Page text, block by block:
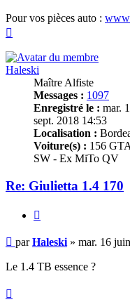
Pour vos pièces auto :
Haleski
Maître Alfiste
Messages : 1097
Enregistré le : mar.
sept. 2018 14:53
Localisation :
Voiture(s) : 156 GTA
SW - Ex MiTo QV
Re: Giulietta 1.4 170
Message
parHaleski » mar. 16
Le 1.4 TB essence ?